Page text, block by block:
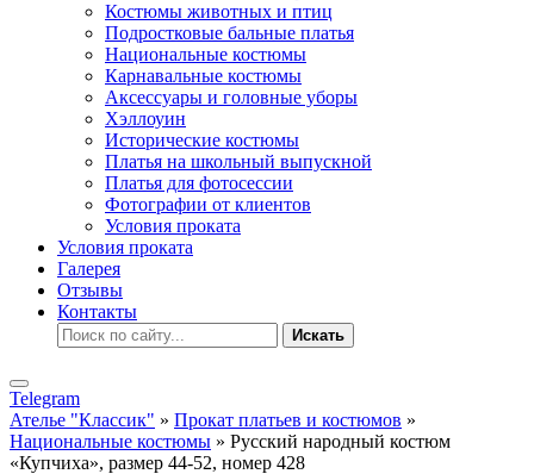
Костюмы животных и птиц
Подростковые бальные платья
Национальные костюмы
Карнавальные костюмы
Аксессуары и головные уборы
Хэллоуин
Исторические костюмы
Платья на школьный выпускной
Платья для фотосессии
Фотографии от клиентов
Условия проката
Условия проката
Галерея
Отзывы
Контакты
Искать
Telegram
Ателье "Классик" » Прокат платьев и костюмов »
Национальные костюмы » Русский народный костюм
«Купчиха», размер 44-52, номер 428